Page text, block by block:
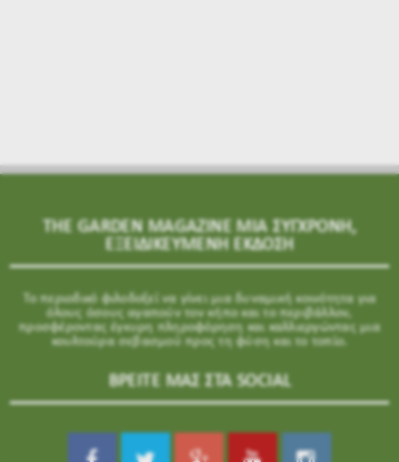
THE GARDEN MAGAZINE ΜΙΑ ΣΥΓΧΡΟΝΗ,
ΕΞΕΙΔΙΚΕΥΜΕΝΗ ΕΚΔΟΣΗ
Το περιοδικό φιλοδοξεί να γίνει μια δυναμική κοινότητα για
όλους όσους αγαπούν τον κήπο και το περιβάλλον,
προσφέροντας έγκυρη πληροφόρηση και καλλιεργώντας μια
κουλτούρα σεβασμού προς τη φύση και το τοπίο.
ΒΡΕΙΤΕ ΜΑΣ ΣΤΑ SOCIAL